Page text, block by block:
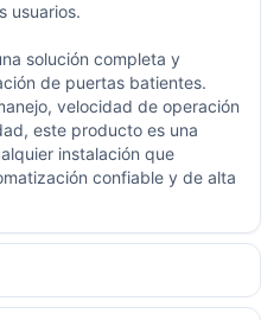
usuarios.
solución completa y
de puertas batientes.
velocidad de operación
este producto es una
instalación que
confiable y de alta